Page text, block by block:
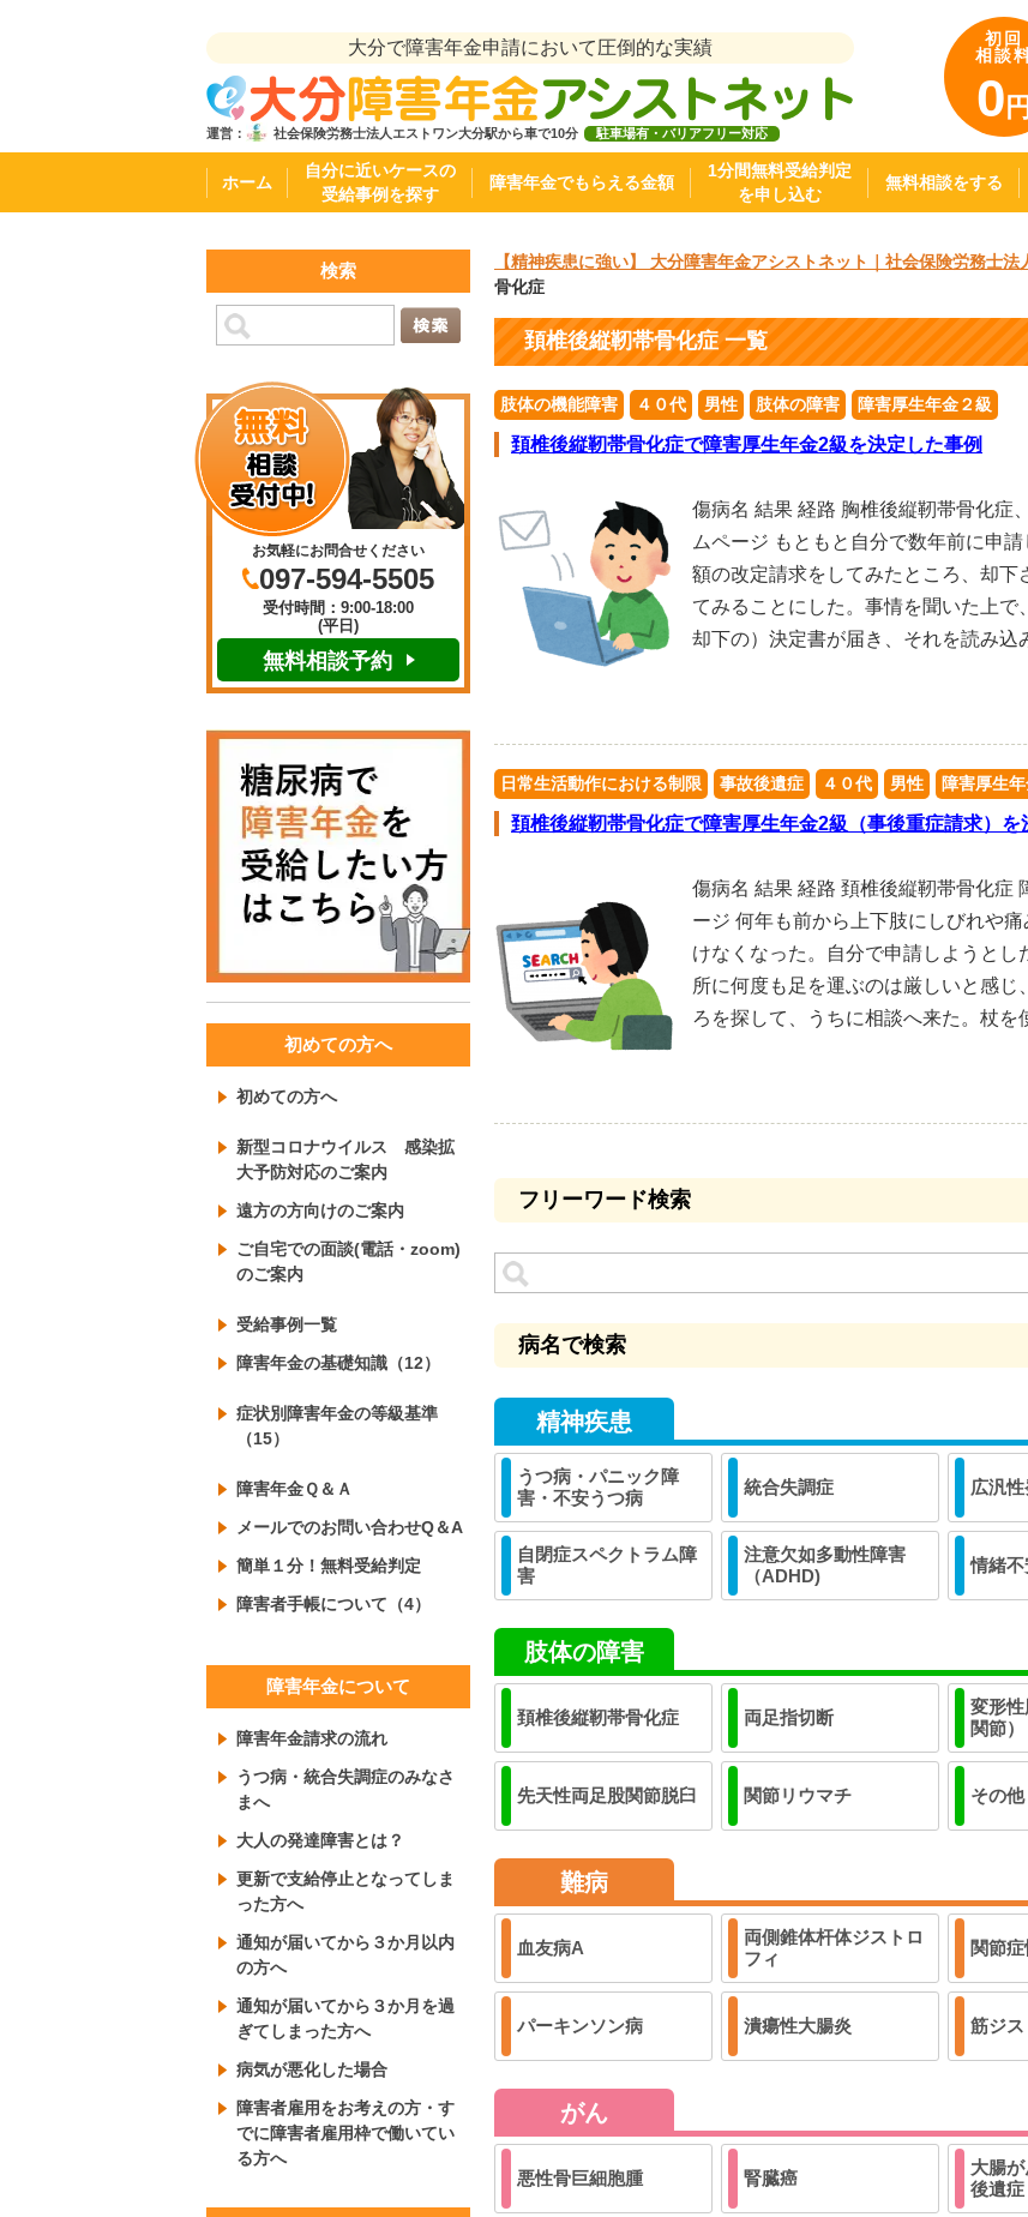
大分で障害年金申請において圧倒的な実績
運営： 社会保険労務士法人エストワン大分駅から車で10分 駐車場有・バリアフリー対応
初回
相談
0 円
ホーム
自分に近いケースの
受給事例を探す
障害年金でもらえる金額
1分間無料受給判定
を申し込む
無料相談をする
【精神疾患に強い】 大分障害年金アシストネット｜社会保険労務士法
骨化症
頚椎後縦靭帯骨化症 一覧
肢体の機能障害 ４０代 男性 肢体の障害 障害厚生年金２級
頚椎後縦靭帯骨化症で障害厚生年金2級を決定した事例
傷病名 結果 経路 胸椎後縦靭帯骨化症
ムページ もともと自分で数年前に申
額の改定請求をしてみたところ、却
てみることにした。事情を聞いた上
却下の）決定書が届き、それを読み込
日常生活動作における制限 事故後遺症 ４０代 男性 障害厚生
頚椎後縦靭帯骨化症で障害厚生年金2級（事後重症請求）を
傷病名 結果 経路 頚椎後縦靭帯骨化症
ージ 何年も前から上下肢にしびれや
けなくなった。自分で申請しようと
所に何度も足を運ぶのは厳しいと感
ろを探して、うちに相談へ来た。杖を
フリーワード検索
病名で検索
精神疾患
うつ病・パニック障
害・不安うつ病
統合失調症 広汎
自閉症スペクトラム障
害
注意欠如多動性障害
（ADHD)
情緒
肢体の障害
頚椎後縦靭帯骨化症 両足指切断
変形
関節）
先天性両足股関節脱臼 関節リウマチ その他
難病
血友病A
両側錐体杆体ジストロ
フィ
関節
パーキンソン病 潰瘍性大腸炎 筋ジ
がん
悪性骨巨細胞腫 腎臓癌
大腸
後遺症
検索
お気軽にお問合せください
097-594-5505
受付時間：9:00-18:00
(平日)
無料相談予約
初めての方へ
初めての方へ
新型コロナウイルス 感染拡
大予防対応のご案内
遠方の方向けのご案内
ご自宅での面談(電話・zoom)
のご案内
受給事例一覧
障害年金の基礎知識（12）
症状別障害年金の等級基準
（15）
障害年金Ｑ＆Ａ
メールでのお問い合わせQ＆A
簡単１分！無料受給判定
障害者手帳について（4）
障害年金について
障害年金請求の流れ
うつ病・統合失調症のみなさ
まへ
大人の発達障害とは？
更新で支給停止となってしま
った方へ
通知が届いてから３か月以内
の方へ
通知が届いてから３か月を過
ぎてしまった方へ
病気が悪化した場合
障害者雇用をお考えの方・す
でに障害者雇用枠で働いてい
る方へ